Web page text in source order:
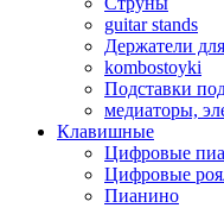
guitar stands
Держатели
kombostoyki
Подставки
медиаторы,
Клавишные
Цифровые
Цифровые
Пианино